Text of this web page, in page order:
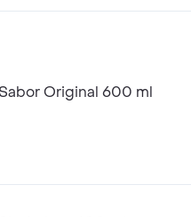
Original 600 ml